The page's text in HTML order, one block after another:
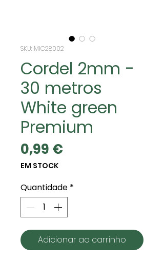
SKU: MIC28002
Cordel 2mm -
30 metros
White green
Premium
0,99 €
EM STOCK
Quantidade *
Adicionar ao carrinho